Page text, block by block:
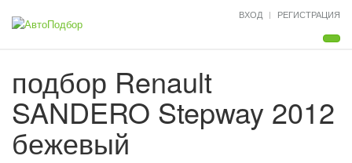
ВХОД РЕГИСТРАЦИЯ
подбор Renault
SANDERO Stepway 2012
бежевый